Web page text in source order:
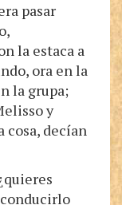
pasar
la estaca a
ora en la
la grupa;
y
cosa, decían
conducirlo